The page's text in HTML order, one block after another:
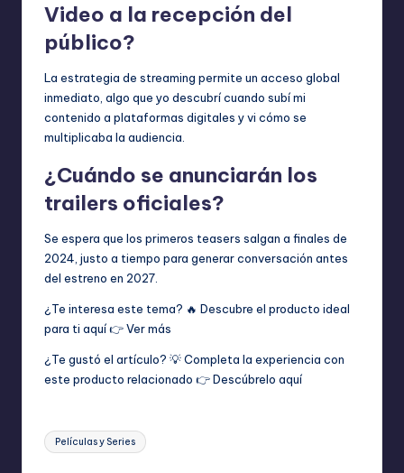
Video a la recepción del
público?
La estrategia de streaming permite un acceso global
inmediato, algo que yo descubrí cuando subí mi
contenido a plataformas digitales y vi cómo se
multiplicaba la audiencia.
¿Cuándo se anunciarán los
trailers oficiales?
Se espera que los primeros teasers salgan a finales de
2024, justo a tiempo para generar conversación antes
del estreno en 2027.
¿Te interesa este tema? 🔥 Descubre el producto ideal
para ti aquí 👉Ver más
¿Te gustó el artículo? 💡 Completa la experiencia con
este producto relacionado 👉Descúbrelo aquí
Etiquetas:
Películas y Series